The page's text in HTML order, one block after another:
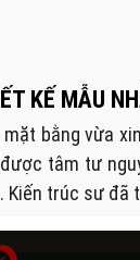
KẾ MẪU
bằng vừa
tâm tư
Kiến trúc sư